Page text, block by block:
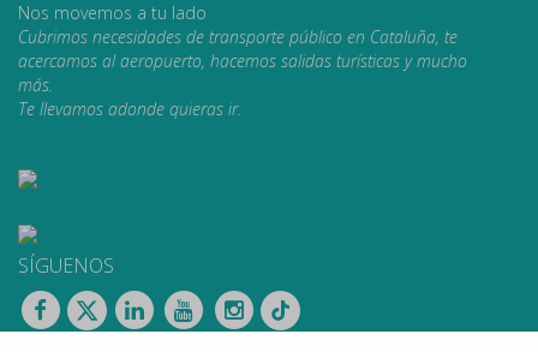
Nos movemos a tu lado
Cubrimos necesidades de transporte público en Cataluña, te
acercamos al aeropuerto, hacemos salidas turísticas y mucho
más.
Te llevamos adonde quieras ir.
SÍGUENOS